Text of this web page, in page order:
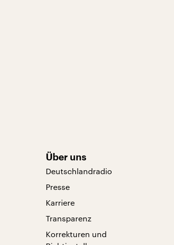
Über uns
Deutschlandradio
Presse
Karriere
Transparenz
Korrekturen und